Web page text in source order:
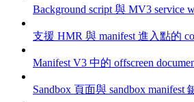
Background script 與 MV3 service
支援 HMR 與 manifest 進入點的
Manifest V3 中的 offscreen
Sandbox 頁面與 sandbox manifest